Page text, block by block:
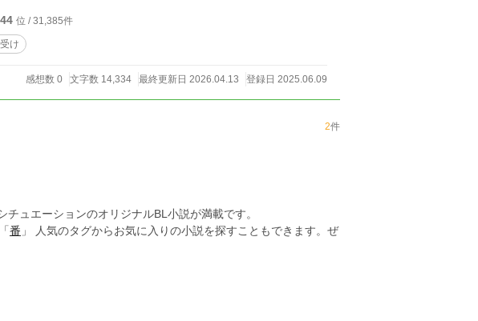
位 / 31,385件
け
感想数 0 文字数 14,334 最終更新日 2026.04.13 登録日 2025.06.09
2件
ュエーションのオリジナルBL小説が満載です。
番 」 人気のタグからお気に入りの小説を探すこともできます。ぜ